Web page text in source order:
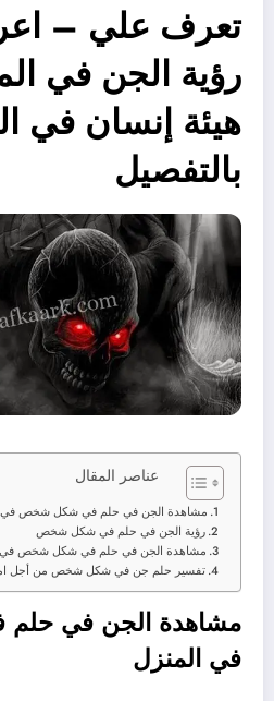
تعرف علي –
رؤية الجن في
هيئة إنسان في
بالتفصيل
عناصر المقال
مشاهدة الجن في حلم في شكل شخص في
رؤية الجن في حلم في شكل شخص
مشاهدة الجن في حلم في شكل شخص في
تفسير حلم جن في شكل شخص من أجل
مشاهدة الجن في
في المنزل